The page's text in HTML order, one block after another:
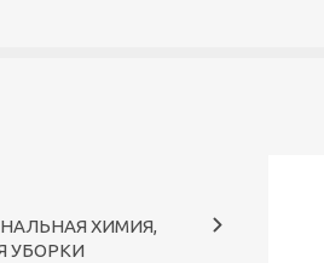
ХИМИЯ,
УБОРКИ